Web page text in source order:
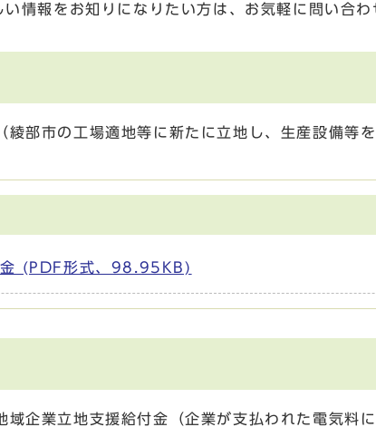
情報をお知りになりたい方は、お気軽に問い合わ
綾部市の工場適地等に新たに立地し、生産設備等
金 (PDF形式、98.95KB)
域企業立地支援給付金（企業が支払われた電気料